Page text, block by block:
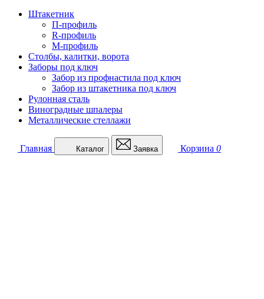
Штакетник
П-профиль
R-профиль
М-профиль
Столбы, калитки, ворота
Заборы под ключ
Забор из профнастила под ключ
Забор из штакетника под ключ
Рулонная сталь
Виноградные шпалеры
Металлические стеллажи
Главная Каталог Заявка Корзина 0